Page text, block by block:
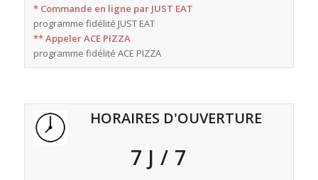
* Commande en ligne par JUST EAT
programme fidélité JUST EAT
** Appeler ACE PIZZA
programme fidélité ACE PIZZA
HORAIRES D'OUVERTURE
7 J / 7